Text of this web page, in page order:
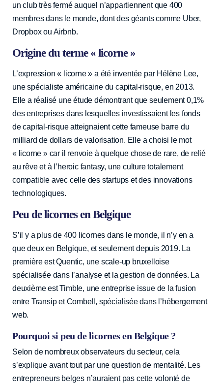
un club très fermé auquel n’appartiennent que 400
membres dans le monde, dont des géants comme Uber,
Dropbox ou Airbnb.
Origine du terme « licorne »
L’expression « licorne » a été inventée par Hélène Lee,
une spécialiste américaine du capital-risque, en 2013.
Elle a réalisé une étude démontrant que seulement 0,1%
des entreprises dans lesquelles investissaient les fonds
de capital-risque atteignaient cette fameuse barre du
milliard de dollars de valorisation. Elle a choisi le mot
« licorne » car il renvoie à quelque chose de rare, de relié
au rêve et à l’heroic fantasy, une culture totalement
compatible avec celle des startups et des innovations
technologiques.
Peu de licornes en Belgique
S’il y a plus de 400 licornes dans le monde, il n’y en a
que deux en Belgique, et seulement depuis 2019. La
première est Quentic, une scale-up bruxelloise
spécialisée dans l’analyse et la gestion de données. La
deuxième est Timble, une entreprise issue de la fusion
entre Transip et Combell, spécialisée dans l’hébergement
web.
Pourquoi si peu de licornes en Belgique ?
Selon de nombreux observateurs du secteur, cela
s’explique avant tout par une question de mentalité. Les
entrepreneurs belges n’auraient pas cette volonté de